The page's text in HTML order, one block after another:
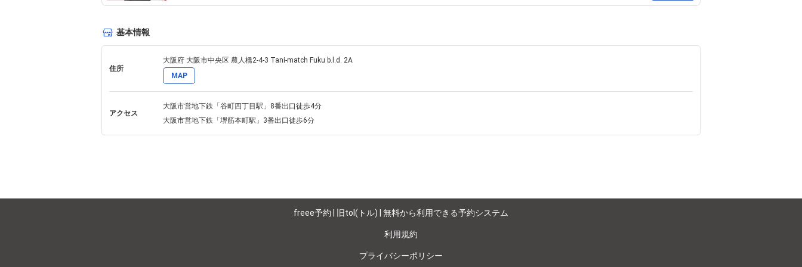
基本情報
住所
大阪府 大阪市中央区 農人橋2-4-3 Tani-match Fuku b.l.d. 2A
MAP
アクセス
大阪市営地下鉄「谷町四丁目駅」8番出口徒歩4分
大阪市営地下鉄「堺筋本町駅」3番出口徒歩6分
freee予約 | 旧tol(トル) | 無料から利用できる予約システム
利用規約
プライバシーポリシー